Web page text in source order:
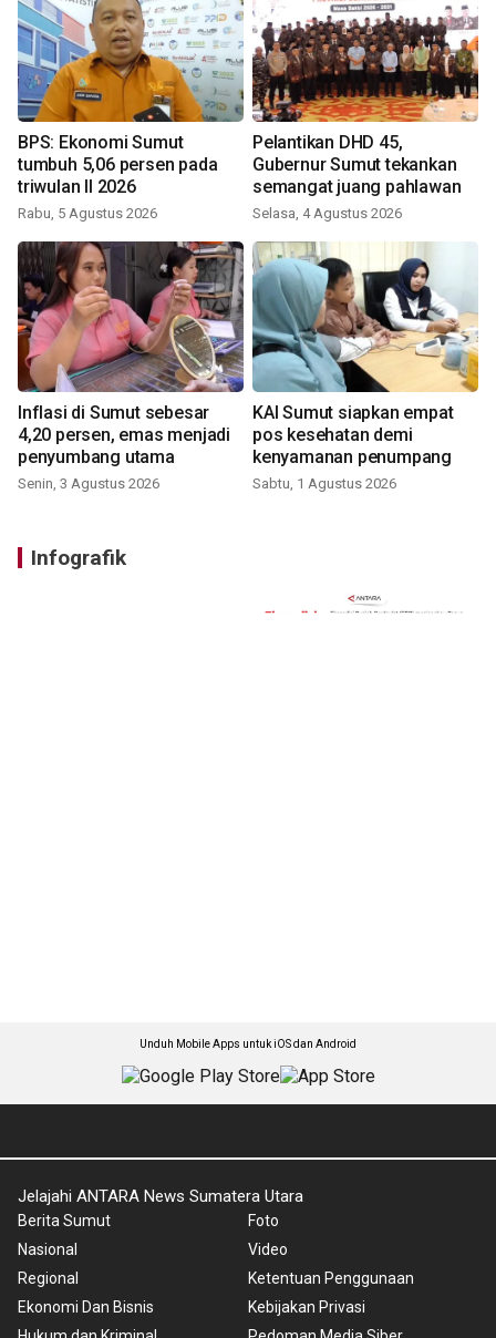
BPS: Ekonomi Sumut
tumbuh 5,06 persen pada
triwulan II 2026
Rabu, 5 Agustus 2026
Pelantikan DHD 45,
Gubernur Sumut tekankan
semangat juang pahlawan
Selasa, 4 Agustus 2026
Inflasi di Sumut sebesar
4,20 persen, emas menjadi
penyumbang utama
Senin, 3 Agustus 2026
KAI Sumut siapkan empat
pos kesehatan demi
kenyamanan penumpang
Sabtu, 1 Agustus 2026
Infografik
Unduh Mobile Apps untuk iOS dan Android
Jelajahi ANTARA News Sumatera Utara
Berita Sumut
Nasional
Regional
Ekonomi Dan Bisnis
Foto
Video
Ketentuan Penggunaan
Kebijakan Privasi